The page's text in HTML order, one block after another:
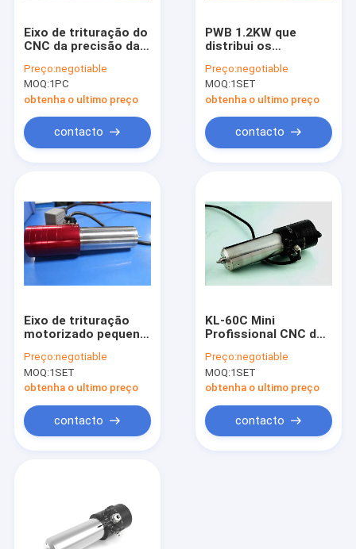
Sobre nós
Eixo de trituração do
CNC da precisão da
router do CNC, TL60
PRECISO
Preço:negotiable
MOQ:1PC
obtenha o ultimo preço
contacto
PWB 1.2KW que
distribui os
trituração de
Westwind do eixo do
CNC
Preço:negotiable
MOQ:1SET
obtenha o ultimo preço
contacto
Eixo de trituração
motorizado pequeno
para a moedura ótica
Preço:negotiable
MOQ:1SET
obtenha o ultimo preço
contacto
KL-60C Mini
Profissional CNC de
torneamento /
moagem Espinha
1.2KW - 1.5KW
Preço:negotiable
MOQ:1SET
obtenha o ultimo preço
contacto